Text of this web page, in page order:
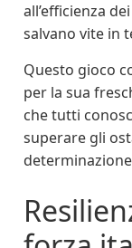
all’efficienza
salvano vite in
Questo gioco
per la sua
che tutti
superare gli